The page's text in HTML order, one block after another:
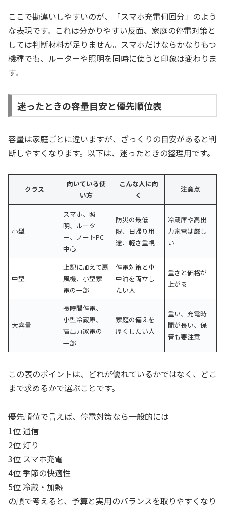
ここで勘違いしやすいのが、「スマホ充電何回分」のよう
な表現です。これは分かりやすい反面、家庭の停電対策と
しては判断材料が足りません。スマホだけならかなりもつ
機種でも、ルーターや照明を同時に使うと印象は変わりま
す。
迷ったときの容量目安と優先順位表
容量は家庭ごとに違いますが、ざっくりの目安があると判
断しやすくなります。以下は、迷ったときの整理用です。
クラス
向いている使
い方
こんな人に向
く
注意点
小型
スマホ、照
明、ルータ
ー、ノートPC
中心
防災の最低
限、日帰り用
途、軽さ重視
冷蔵庫や高出
力家電は厳し
い
中型
上記に加えて扇
風機、小型家
電の一部
停電対策と車
中泊を両立し
たい人
重さと価格が
上がる
大容量
長時間停電、
小型冷蔵庫、
高出力家電の
一部
家庭の備えを
厚くしたい人
重い、充電時
間が長い、保
管も要注意
この表のポイントは、どれが優れているかではなく、どこ
まで求めるかで選ぶことです。
優先順位で言えば、停電対策なら一般的には
1位 通信
2位 灯り
3位 スマホ充電
4位 季節の快適性
5位 冷蔵・加熱
の順で考えると、予算と実用のバランスを取りやすくなり